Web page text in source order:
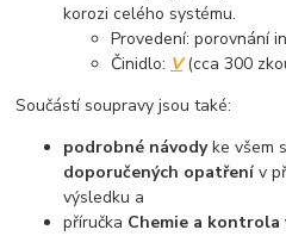
korozi celého systému.
Provedení: porovnání
Činidlo: V(cca 300
Součástí soupravy jsou také:
podrobné návodyke všem
doporučených opatřenív
výsledku a
příručka Chemie a